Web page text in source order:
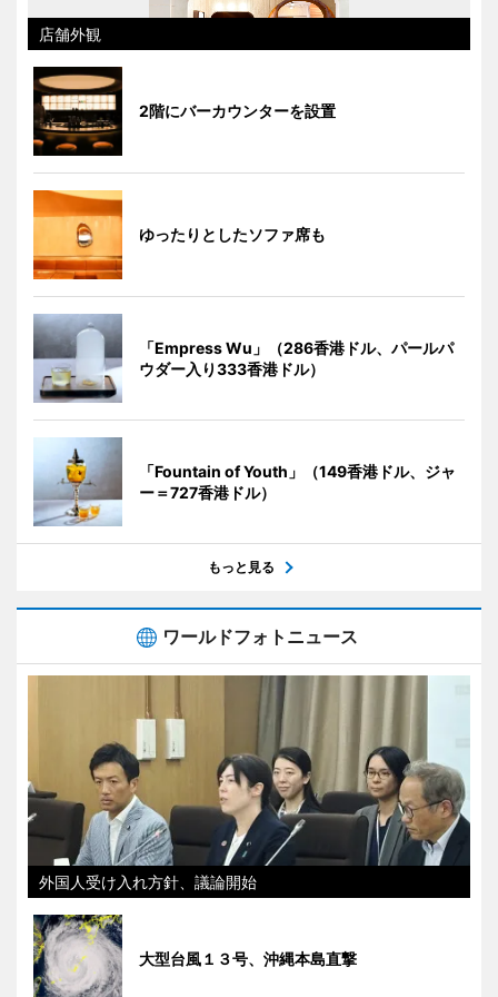
店舗外観
2階にバーカウンターを設置
ゆったりとしたソファ席も
「Empress Wu」（286香港ドル、パールパ
ウダー入り333香港ドル）
「Fountain of Youth」（149香港ドル、ジャ
ー＝727香港ドル）
もっと見る
ワールドフォトニュース
外国人受け入れ方針、議論開始
大型台風１３号、沖縄本島直撃